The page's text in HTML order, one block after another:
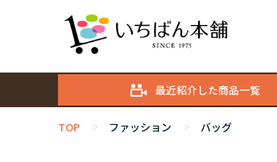
最近紹介した商品一覧
TOP ファッション バッグ